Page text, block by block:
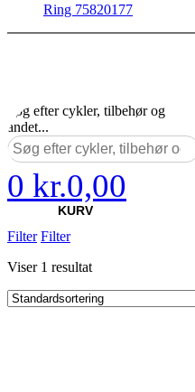
Ring 75820177
Søg efter cykler, tilbehør og
andet...
0 kr.0,00
KURV
Filter Filter
Viser 1 resultat